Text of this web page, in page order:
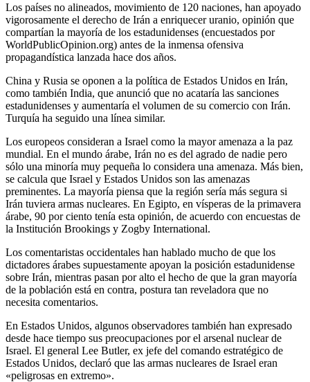
Los países no alineados, movimiento de 120 naciones, han apoyado
vigorosamente el derecho de Irán a enriquecer uranio, opinión que
compartían la mayoría de los estadunidenses (encuestados por
WorldPublicOpinion.org) antes de la inmensa ofensiva
propagandística lanzada hace dos años.
China y Rusia se oponen a la política de Estados Unidos en Irán,
como también India, que anunció que no acataría las sanciones
estadunidenses y aumentaría el volumen de su comercio con Irán.
Turquía ha seguido una línea similar.
Los europeos consideran a Israel como la mayor amenaza a la paz
mundial. En el mundo árabe, Irán no es del agrado de nadie pero
sólo una minoría muy pequeña lo considera una amenaza. Más bien,
se calcula que Israel y Estados Unidos son las amenazas
preminentes. La mayoría piensa que la región sería más segura si
Irán tuviera armas nucleares. En Egipto, en vísperas de la primavera
árabe, 90 por ciento tenía esta opinión, de acuerdo con encuestas de
la Institución Brookings y Zogby International.
Los comentaristas occidentales han hablado mucho de que los
dictadores árabes supuestamente apoyan la posición estadunidense
sobre Irán, mientras pasan por alto el hecho de que la gran mayoría
de la población está en contra, postura tan reveladora que no
necesita comentarios.
En Estados Unidos, algunos observadores también han expresado
desde hace tiempo sus preocupaciones por el arsenal nuclear de
Israel. El general Lee Butler, ex jefe del comando estratégico de
Estados Unidos, declaró que las armas nucleares de Israel eran
«peligrosas en extremo».